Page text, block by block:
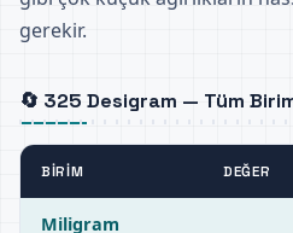
gerekir.
🔄 325 Desigram — Tüm
BIRIM DEĞER
Miligram